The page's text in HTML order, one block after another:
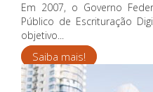
Em 2007, o Governo
Público de Escrituração
objetivo...
Saiba mais!